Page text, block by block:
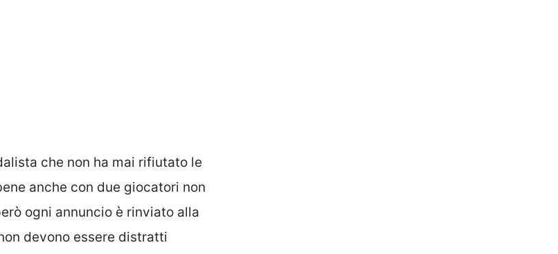
che non ha mai rifiutato le
anche con due giocatori non
ogni annuncio è rinviato alla
devono essere distratti